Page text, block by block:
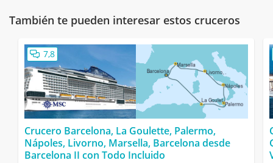
También te pueden interesar estos cruceros
7,8
Crucero Barcelona, La Goulette, Palermo,
Nápoles, Livorno, Marsella, Barcelona desde
Barcelona II con Todo Incluido